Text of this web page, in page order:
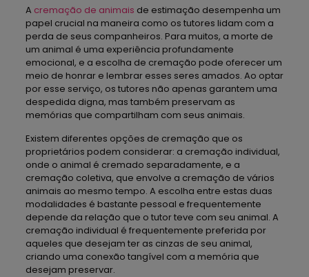
A cremação de animais de estimação desempenha um
papel crucial na maneira como os tutores lidam com a
perda de seus companheiros. Para muitos, a morte de
um animal é uma experiência profundamente
emocional, e a escolha de cremação pode oferecer um
meio de honrar e lembrar esses seres amados. Ao optar
por esse serviço, os tutores não apenas garantem uma
despedida digna, mas também preservam as
memórias que compartilham com seus animais.
Existem diferentes opções de cremação que os
proprietários podem considerar: a cremação individual,
onde o animal é cremado separadamente, e a
cremação coletiva, que envolve a cremação de vários
animais ao mesmo tempo. A escolha entre estas duas
modalidades é bastante pessoal e frequentemente
depende da relação que o tutor teve com seu animal. A
cremação individual é frequentemente preferida por
aqueles que desejam ter as cinzas de seu animal,
criando uma conexão tangível com a memória que
desejam preservar.